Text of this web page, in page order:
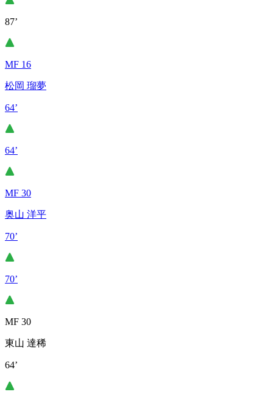
87’
MF 16
松岡 瑠夢
64’
64’
MF 30
奥山 洋平
70’
70’
MF 30
東山 達稀
64’